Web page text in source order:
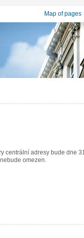
Map of pages
centrální adresy bude dne
omezen.